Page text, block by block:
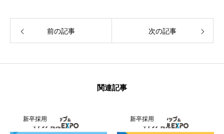
前の記事 次の記事
関連記事
新卒採用 新卒採用